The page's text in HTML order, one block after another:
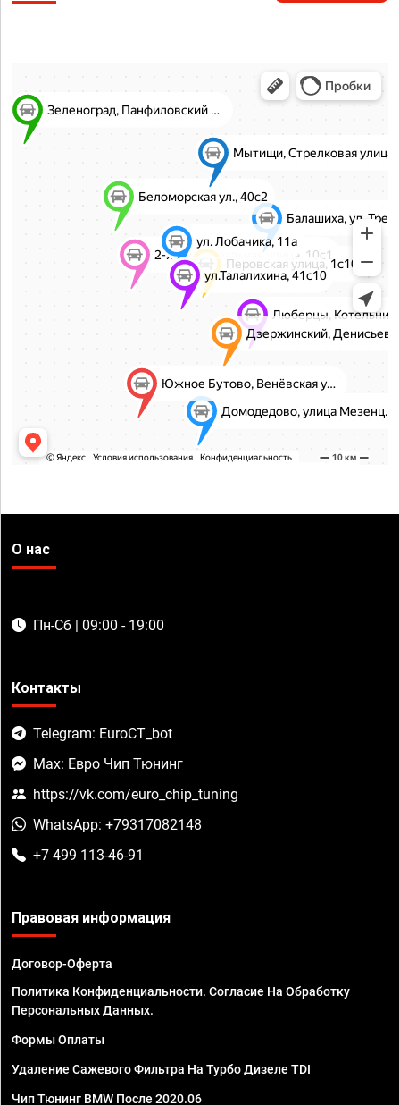
О нас
Пн-Сб | 09:00 - 19:00
Контакты
Telegram: EuroCT_bot
Max: Евро Чип Тюнинг
https://vk.com/euro_chip_tuning
WhatsApp: +79317082148
+7 499 113-46-91
Правовая информация
Договор-Оферта
Политика Конфиденциальности. Согласие На Обработку
Персональных Данных.
Формы Оплаты
Удаление Сажевого Фильтра На Турбо Дизеле TDI
Чип Тюнинг BMW После 2020.06